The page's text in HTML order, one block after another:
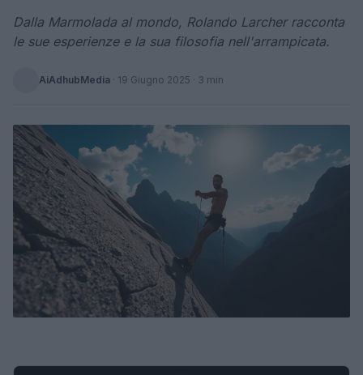
Dalla Marmolada al mondo, Rolando Larcher racconta
le sue esperienze e la sua filosofia nell'arrampicata.
AiAdhubMedia · 19 Giugno 2025 · 3 min